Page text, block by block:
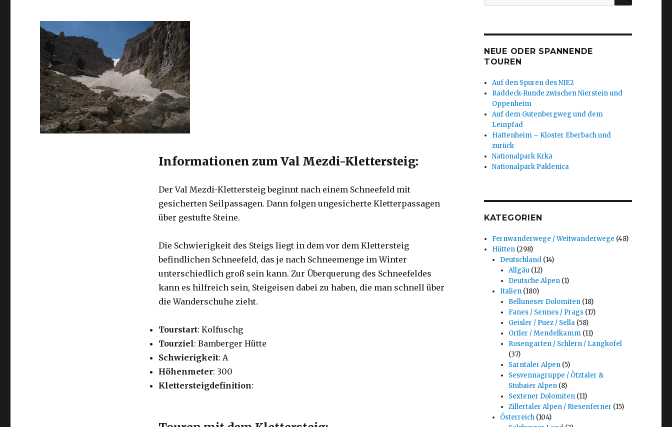
Informationen zum Val Mezdi-Klettersteig:
Der Val Mezdi-Klettersteig beginnt nach einem Schneefeld mit
gesicherten Seilpassagen. Dann folgen ungesicherte Kletterpassagen
über gestufte Steine.
Die Schwierigkeit des Steigs liegt in dem vor dem Klettersteig
befindlichen Schneefeld, das je nach Schneemenge im Winter
unterschiedlich groß sein kann. Zur Überquerung des Schneefeldes
kann es hilfreich sein, Steigeisen dabei zu haben, die man schnell über
die Wanderschuhe zieht.
Tourstart: Kolfuschg
Tourziel: Bamberger Hütte
Schwierigkeit: A
Höhenmeter: 300
Klettersteigdefinition:
nach:
NEUE ODER SPANNENDE
TOUREN
Auf den Spuren des NIE2
Raddeck-Runde zwischen Nierstein und
Oppenheim
Auf dem Gutenbergweg und dem
Leinpfad
Hattenheim – Kloster Eberbach und
zurück
Nationalpark Krka
Nationalpark Paklenica
KATEGORIEN
Fernwanderwege / Weitwanderwege (48)
Hütten (298)
Deutschland (14)
Allgäu(12)
Deutsche Alpen(1)
Italien (180)
Belluneser Dolomiten(18)
Fanes / Sennes / Prags(17)
Geisler / Puez / Sella(58)
Ortler / Mendelkamm(11)
Rosengarten / Schlern / Langkofel
(37)
Sarntaler Alpen(5)
Sesvennagruppe / Ötztaler &
Stubaier Alpen(8)
Sextener Dolomiten(11)
Zillertaler Alpen / Riesenferner (15)
Österreich (104)